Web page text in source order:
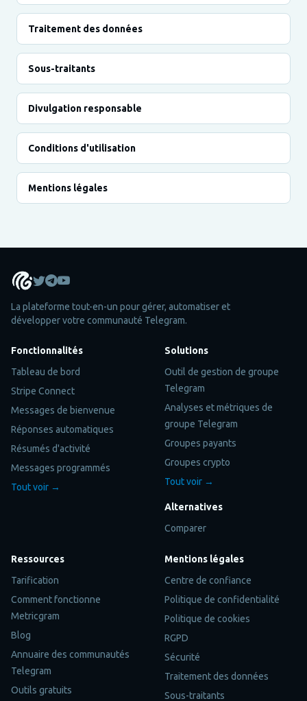
Traitement des données
Sous-traitants
Divulgation responsable
Conditions d'utilisation
Mentions légales
La plateforme tout-en-un pour gérer, automatiser et
développer votre communauté Telegram.
Fonctionnalités
Tableau de bord
Stripe Connect
Messages de bienvenue
Réponses automatiques
Résumés d'activité
Messages programmés
Tout voir →
Solutions
Outil de gestion de groupe
Telegram
Analyses et métriques de
groupe Telegram
Groupes payants
Groupes crypto
Tout voir →
Alternatives
Comparer
Ressources
Tarification
Comment fonctionne
Metricgram
Blog
Annuaire des communautés
Telegram
Outils gratuits
Mentions légales
Centre de confiance
Politique de confidentialité
Politique de cookies
RGPD
Sécurité
Traitement des données
Sous-traitants